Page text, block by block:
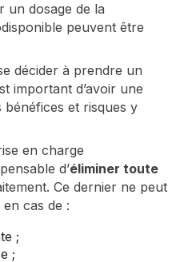
un dosage de la
peuvent être
décider à prendre un
important d’avoir une
et risques y
en charge
d’éliminer toute
Ce dernier ne peut
cas de :
;
;